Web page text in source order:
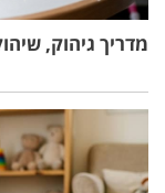
מדריך גיהוק,